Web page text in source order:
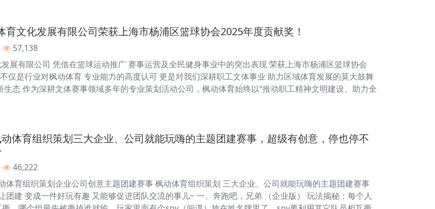
育文化发展有限公司荣获上海市杨浦区篮球协会2025年度贡献奖！
57,138
展有限公司 凭借在篮球运动推广 赛事运营及全民健身事业中的突出表现 荣获上海市杨浦区篮球协会
仅是行业对枫动体育 专业能力的高度认可 更是对我们深耕职工文体事业 助力区域体育发展的莫大鼓舞
态 作为深耕文体赛事领域多年的专业策划活动公司，枫动体育始终以“推动职工精神文明建设、助力全
体育组织策划三大企业、公司就能玩嗨的主题团建赛事，超级有创意，停也停不
46,222
体育组织策划企业公司创意主题团建赛事 枫动体育组织策划 三大企业、公司就能玩嗨的主题团建赛事
团建 变成一件好玩有趣 又能够促进团队交流的事儿~ 一、奔跑吧，兄弟 （企业版） 玩法揭秘：每个人